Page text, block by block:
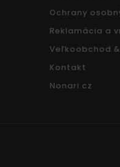
Ochrany
Reklamácia a
Veľkoobchod
Kontakt
Nonari.cz